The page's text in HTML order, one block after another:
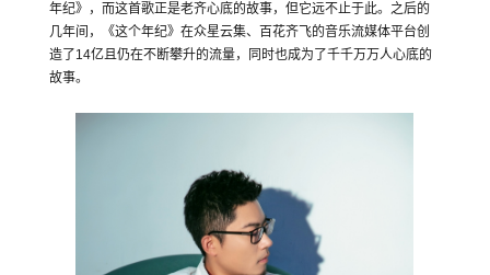
年纪》，而这首歌正是老齐心底的故事，但它远不止于此。之后的
几年间，《这个年纪》在众星云集、百花齐飞的音乐流媒体平台创
造了14亿且仍在不断攀升的流量，同时也成为了千千万万人心底的
故事。